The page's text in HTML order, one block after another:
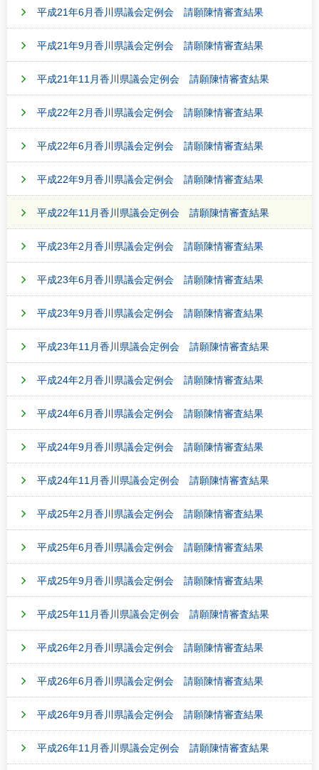
平成21年6月香川県議会定例会 請願陳情審査結果
平成21年9月香川県議会定例会 請願陳情審査結果
平成21年11月香川県議会定例会 請願陳情審査結果
平成22年2月香川県議会定例会 請願陳情審査結果
平成22年6月香川県議会定例会 請願陳情審査結果
平成22年9月香川県議会定例会 請願陳情審査結果
平成22年11月香川県議会定例会 請願陳情審査結果
平成23年2月香川県議会定例会 請願陳情審査結果
平成23年6月香川県議会定例会 請願陳情審査結果
平成23年9月香川県議会定例会 請願陳情審査結果
平成23年11月香川県議会定例会 請願陳情審査結果
平成24年2月香川県議会定例会 請願陳情審査結果
平成24年6月香川県議会定例会 請願陳情審査結果
平成24年9月香川県議会定例会 請願陳情審査結果
平成24年11月香川県議会定例会 請願陳情審査結果
平成25年2月香川県議会定例会 請願陳情審査結果
平成25年6月香川県議会定例会 請願陳情審査結果
平成25年9月香川県議会定例会 請願陳情審査結果
平成25年11月香川県議会定例会 請願陳情審査結果
平成26年2月香川県議会定例会 請願陳情審査結果
平成26年6月香川県議会定例会 請願陳情審査結果
平成26年9月香川県議会定例会 請願陳情審査結果
平成26年11月香川県議会定例会 請願陳情審査結果